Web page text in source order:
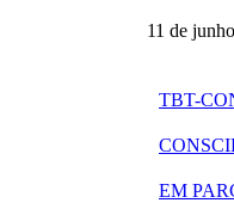
11 de
TBT-
EM